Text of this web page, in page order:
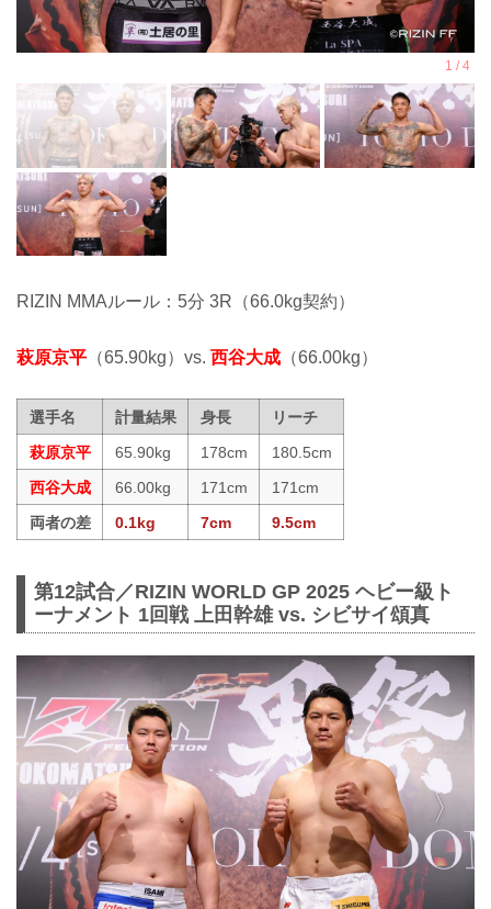
RIZIN MMAルール：5分 3R（66.0kg契約）
萩原京平 （65.90kg）vs. 西谷大成 （66.00kg）
選手名 計量結果 身長
リーチ
萩原京平
65.90kg 178cm
180.5cm
西谷大成
66.00kg 171cm
171cm
両者の差
0.1kg 7cm 9.5cm
第12試合／RIZIN WORLD GP 2025 ヘビー級ト
ーナメント 1回戦 上田幹雄 vs. シビサイ頌真